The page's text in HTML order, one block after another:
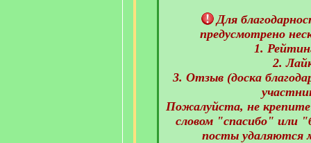
Для
предусмотрено
1.
2.
3. Отзыв (доска
Пожалуйста, не
словом "спасибо" или
посты удаляются